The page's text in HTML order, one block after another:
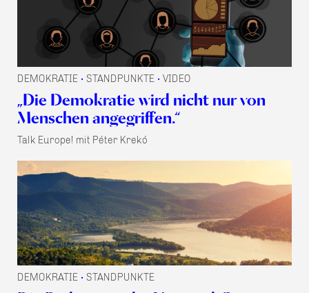
DEMOKRATIE • STANDPUNKTE • VIDEO
„Die Demokratie wird nicht nur von
Menschen angegriffen.“
Talk Europe! mit Péter Krekó
DEMOKRATIE • STANDPUNKTE